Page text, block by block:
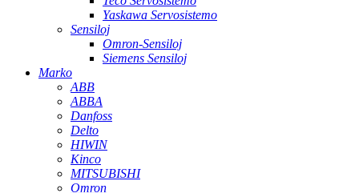
Yaskawa Servosistemo
Sensiloj
Omron-Sensiloj
Siemens Sensiloj
Marko
ABB
ABBA
Danfoss
Delto
HIWIN
Kinco
MITSUBISHI
Omron